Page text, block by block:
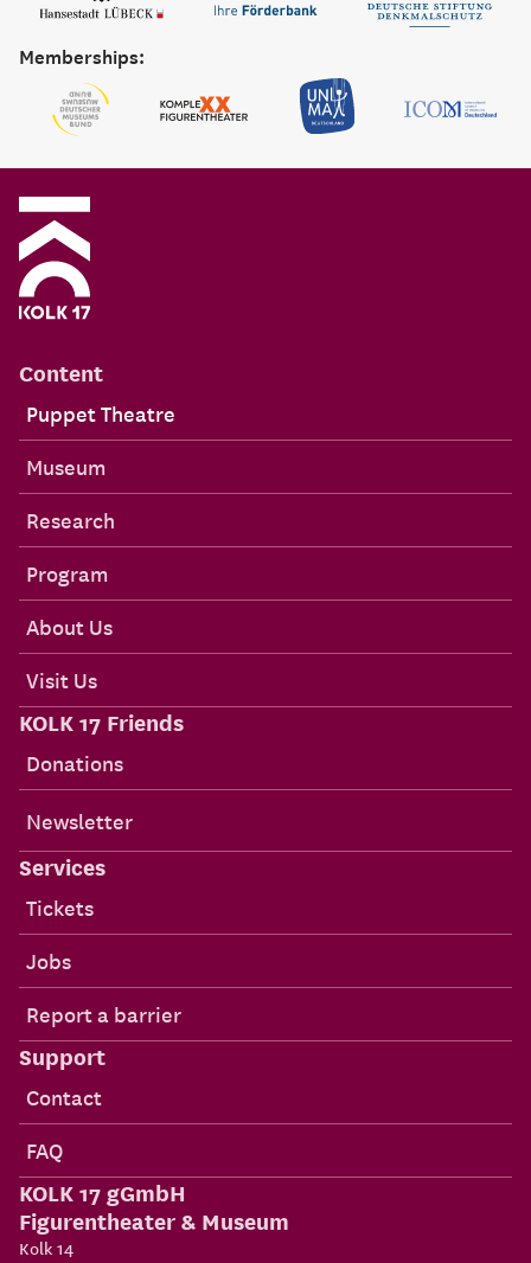
Memberships:
Content
Puppet Theatre
Museum
Research
Program
About Us
Visit Us
KOLK 17 Friends
Donations
Newsletter
Services
Tickets
Jobs
Report a barrier
Support
Contact
FAQ
KOLK 17 gGmbH
Figurentheater & Museum
Kolk 14